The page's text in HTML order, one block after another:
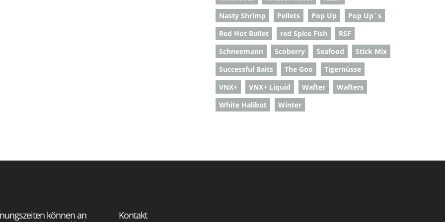
Nasty Shrimp
Pellets Pop Up
Pop Up`s
Red Hot Bullet
red Spice Fish
RSF
Schneemann
Scoberry Seafood
Stick Mix
Successful Baits
The Goo
Tigernüsse
VNX+
VNX+ Liquid Wafter
Wafters
White Halibut
Winter
können an
Kontakt